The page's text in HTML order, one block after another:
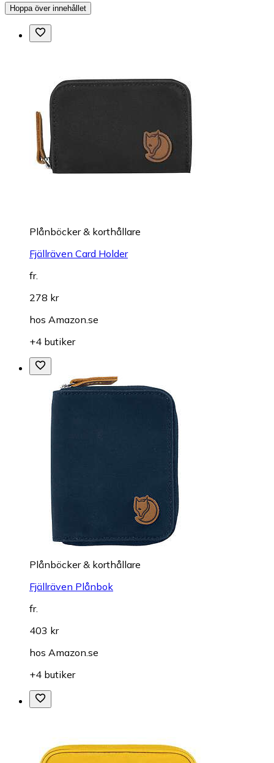
Hoppa över innehållet
Plånböcker & korthållare
Fjällräven Card Holder
fr.
278 kr
hos Amazon.se
+4 butiker
Plånböcker & korthållare
Fjällräven Plånbok
fr.
403 kr
hos Amazon.se
+4 butiker